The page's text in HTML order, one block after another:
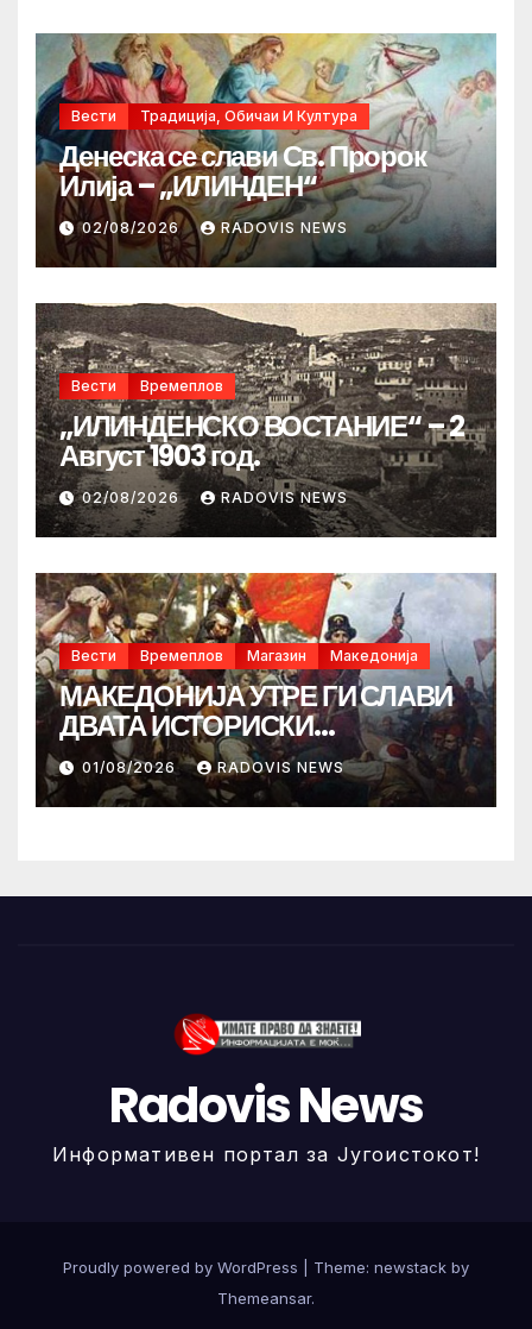
Вести Традиција, Обичаи И Култура
Денеска се слави Св. Пророк
Илија – „ИЛИНДЕН“
02/08/2026 RADOVIS NEWS
Вести Времеплов
„ИЛИНДЕНСКО ВОСТАНИЕ“ – 2
Август 1903 год.
02/08/2026 RADOVIS NEWS
Вести Времеплов Магазин Македонија
МАКЕДОНИЈА УТРЕ ГИ СЛАВИ
ДВАТА ИСТОРИСКИ
ИЛИНДЕНА!
01/08/2026 RADOVIS NEWS
Radovis News
Информативен портал за Југоистокот!
Proudly powered by WordPress
Theme: newstack by
Themeansar.